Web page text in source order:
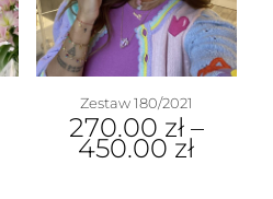
Zestaw 180/2021
270.00 zł–
450.00 zł